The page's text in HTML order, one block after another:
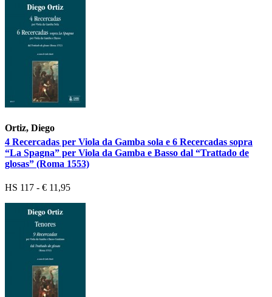
Ortiz, Diego
4 Recercadas per Viola da Gamba sola e 6 Recercadas sopra
“La Spagna” per Viola da Gamba e Basso dal “Trattado de
glosas” (Roma 1553)
HS 117 - € 11,95